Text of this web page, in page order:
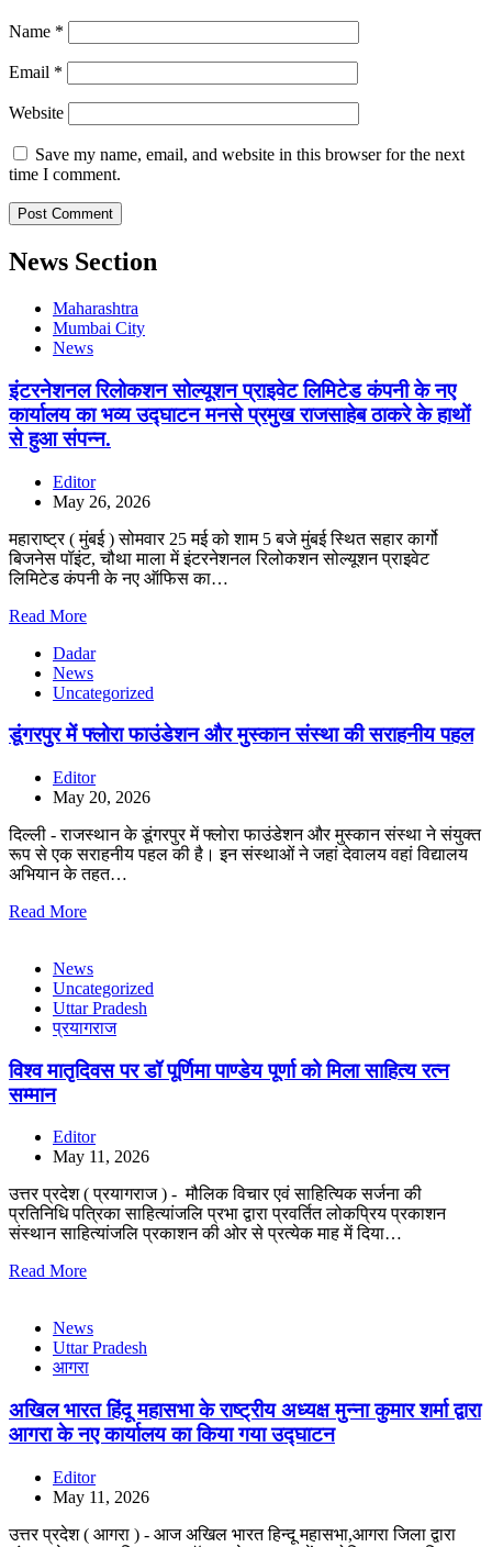
Name *
Email *
Website
Save my name, email, and website in this browser for the next
time I comment.
News Section
Maharashtra
Mumbai City
News
इंटरनेशनल रिलोकशन सोल्यूशन प्राइवेट लिमिटेड कंपनी के नए
कार्यालय का भव्य उद्घाटन मनसे प्रमुख राजसाहेब ठाकरे के हाथों
से हुआ संपन्न.
Editor
May 26, 2026
महाराष्ट्र ( मुंबई ) सोमवार 25 मई को शाम 5 बजे मुंबई स्थित सहार कार्गो
बिजनेस पॉइंट, चौथा माला में इंटरनेशनल रिलोकशन सोल्यूशन प्राइवेट
लिमिटेड कंपनी के नए ऑफिस का…
Read More
Dadar
News
Uncategorized
डूंगरपुर में फ्लोरा फाउंडेशन और मुस्कान संस्था की सराहनीय पहल
Editor
May 20, 2026
दिल्ली - राजस्थान के डूंगरपुर में फ्लोरा फाउंडेशन और मुस्कान संस्था ने संयुक्त
रूप से एक सराहनीय पहल की है। इन संस्थाओं ने जहां देवालय वहां विद्यालय
अभियान के तहत…
Read More
News
Uncategorized
Uttar Pradesh
प्रयागराज
विश्व मातृदिवस पर डॉ पूर्णिमा पाण्डेय पूर्णा को मिला साहित्य रत्न
सम्मान
Editor
May 11, 2026
उत्तर प्रदेश ( प्रयागराज ) - मौलिक विचार एवं साहित्यिक सर्जना की
प्रतिनिधि पत्रिका साहित्यांजलि प्रभा द्वारा प्रवर्तित लोकप्रिय प्रकाशन
संस्थान साहित्यांजलि प्रकाशन की ओर से प्रत्येक माह में दिया…
Read More
News
Uttar Pradesh
आगरा
अखिल भारत हिंदू महासभा के राष्ट्रीय अध्यक्ष मुन्ना कुमार शर्मा द्वारा
आगरा के नए कार्यालय का किया गया उद्घाटन
Editor
May 11, 2026
उत्तर प्रदेश ( आगरा ) - आज अखिल भारत हिन्दू महासभा,आगरा जिला द्वारा